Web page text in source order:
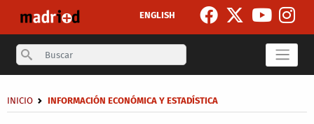
ENGLISH
Search
Sobrescribir enlaces de ayuda a la navegación
INICIO INFORMACIÓN ECONÓMICA Y ESTADÍSTICA